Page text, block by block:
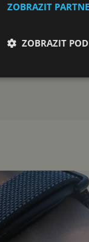
ZOBRAZIT
ZOBRAZIT